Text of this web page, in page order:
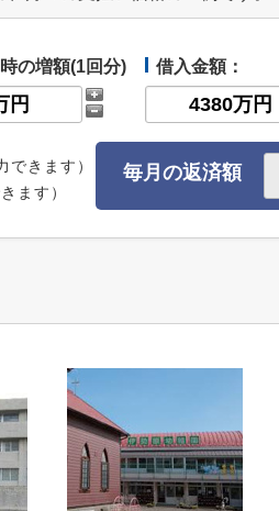
の増額(1回分) 借入金額：
できます）
ます）
毎月の返済額